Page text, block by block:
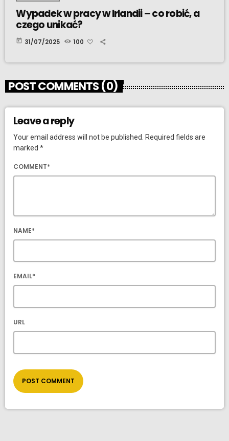
Wypadek w pracy w Irlandii – co robić, a
czego unikać?
today 31/07/2025 100
POST COMMENTS (0)
Leave a reply
Your email address will not be published. Required fields are
marked *
COMMENT*
NAME*
EMAIL*
URL